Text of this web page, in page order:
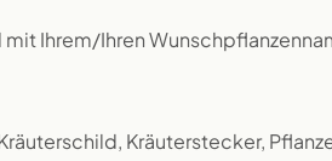
Ihrem/Ihren
Kräuterstecker,